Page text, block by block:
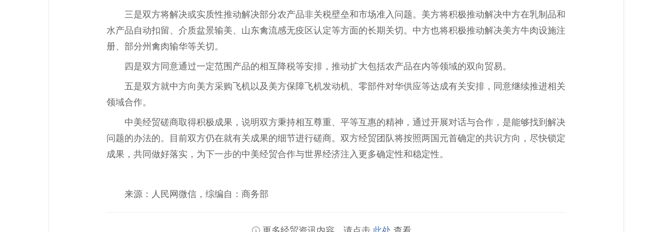
三是双方将解决或实质性推动解决部分农产品非关税壁垒和市场准入问题。美方将积极推动解决中方在乳制品和
水产品自动扣留、介质盆景输美、山东禽流感无疫区认定等方面的长期关切。中方也将积极推动解决美方牛肉设施注
册、部分州禽肉输华等关切。
四是双方同意通过一定范围产品的相互降税等安排，推动扩大包括农产品在内等领域的双向贸易。
五是双方就中方向美方采购飞机以及美方保障飞机发动机、零部件对华供应等达成有关安排，同意继续推进相关
领域合作。
中美经贸磋商取得积极成果，说明双方秉持相互尊重、平等互惠的精神，通过开展对话与合作，是能够找到解决
问题的办法的。目前双方仍在就有关成果的细节进行磋商。双方经贸团队将按照两国元首确定的共识方向，尽快锁定
成果，共同做好落实，为下一步的中美经贸合作与世界经济注入更多确定性和稳定性。
来源：人民网微信，综编自：商务部